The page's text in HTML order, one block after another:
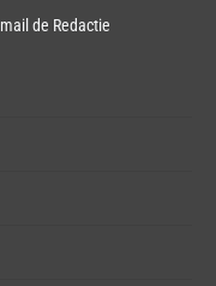
mail de Redactie